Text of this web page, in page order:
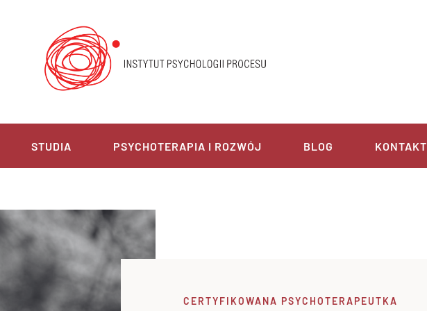
STUDIA PSYCHOTERAPIA I ROZWÓJ BLOG KONTAKT
CERTYFIKOWANA PSYCHOTERAPEUTKA